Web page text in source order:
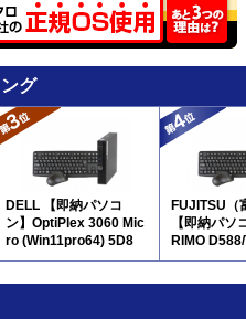
グ
DELL 【即納パソコ
ン】OptiPlex 3060 Mic
ro (Win11pro64) 5D8
FUJITSU（
【即納パソ
RIMO
pro64) 5D8